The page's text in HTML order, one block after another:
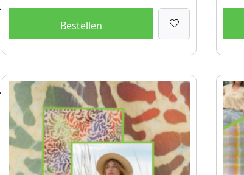
Bestellen